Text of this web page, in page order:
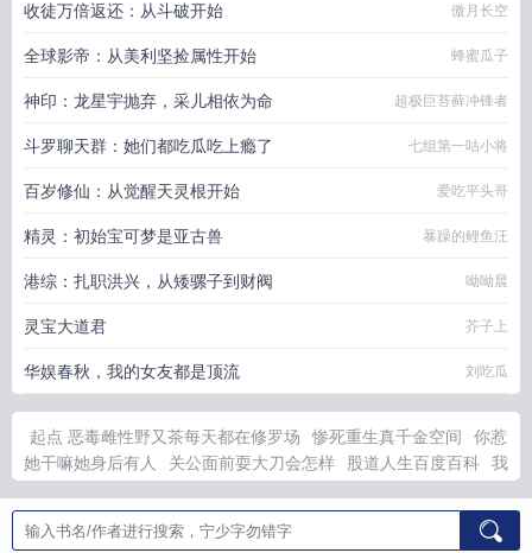
收徒万倍返还：从斗破开始 傲月长空
全球影帝：从美利坚捡属性开始 蜂蜜瓜子
神印：龙星宇抛弃，采儿相依为命 超极巨苔藓冲锋者
斗罗聊天群：她们都吃瓜吃上瘾了 七组第一咕小将
百岁修仙：从觉醒天灵根开始 爱吃平头哥
精灵：初始宝可梦是亚古兽 暴躁的鲤鱼汪
港综：扎职洪兴，从矮骡子到财阀 呦呦晨
灵宝大道君 芥子上
华娱春秋，我的女友都是顶流 刘吃瓜
起点 恶毒雌性野又茶每天都在修罗场 惨死重生真千金空间
你惹
她干嘛她身后有人
关公面前耍大刀会怎样 股道人生百度百科
我
婚约后txt
齿想与你相遇泰剧全集
八零下乡小叔回来了最新章节
更新
请放肆生活吧是什么电视剧 携带女友之 我的大侠立志专